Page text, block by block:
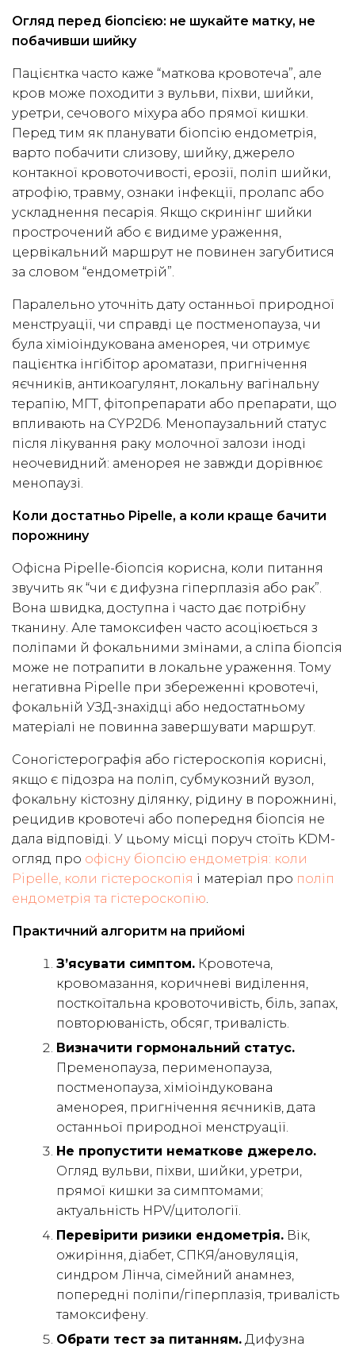
Огляд перед біопсією: не шукайте матку, не
побачивши шийку
Пацієнтка часто каже “маткова кровотеча”, але
кров може походити з вульви, піхви, шийки,
уретри, сечового міхура або прямої кишки.
Перед тим як планувати біопсію ендометрія,
варто побачити слизову, шийку, джерело
контакної кровоточивості, ерозії, поліп шийки,
атрофію, травму, ознаки інфекції, пролапс або
ускладнення песарія. Якщо скринінг шийки
прострочений або є видиме ураження,
цервікальний маршрут не повинен загубитися
за словом “ендометрій”.
Паралельно уточніть дату останньої природної
менструації, чи справді це постменопауза, чи
була хіміоіндукована аменорея, чи отримує
пацієнтка інгібітор ароматази, пригнічення
яєчників, антикоагулянт, локальну вагінальну
терапію, МГТ, фітопрепарати або препарати, що
впливають на CYP2D6. Менопаузальний статус
після лікування раку молочної залози іноді
неочевидний: аменорея не завжди дорівнює
менопаузі.
Коли достатньо Pipelle, а коли краще бачити
порожнину
Офісна Pipelle-біопсія корисна, коли питання
звучить як “чи є дифузна гіперплазія або рак”.
Вона швидка, доступна і часто дає потрібну
тканину. Але тамоксифен часто асоціюється з
поліпами й фокальними змінами, а сліпа біопсія
може не потрапити в локальне ураження. Тому
негативна Pipelle при збереженні кровотечі,
фокальній УЗД-знахідці або недостатньому
матеріалі не повинна завершувати маршрут.
Соногістерографія або гістероскопія корисні,
якщо є підозра на поліп, субмукозний вузол,
фокальну кістозну ділянку, рідину в порожнині,
рецидив кровотечі або попередня біопсія не
дала відповіді. У цьому місці поруч стоїть KDM-
огляд про офісну біопсію ендометрія: коли
Pipelle, коли гістероскопія і матеріал про поліп
ендометрія та гістероскопію.
Практичний алгоритм на прийомі
З’ясувати симптом. Кровотеча,
кровомазання, коричневі виділення,
посткоїтальна кровоточивість, біль, запах,
повторюваність, обсяг, тривалість.
Визначити гормональний статус.
Пременопауза, перименопауза,
постменопауза, хіміоіндукована
аменорея, пригнічення яєчників, дата
останньої природної менструації.
Не пропустити нематкове джерело.
Огляд вульви, піхви, шийки, уретри,
прямої кишки за симптомами;
актуальність HPV/цитології.
Перевірити ризики ендометрія. Вік,
ожиріння, діабет, СПКЯ/ановуляція,
синдром Лінча, сімейний анамнез,
попередні поліпи/гіперплазія, тривалість
тамоксифену.
Обрати тест за питанням. Дифузна